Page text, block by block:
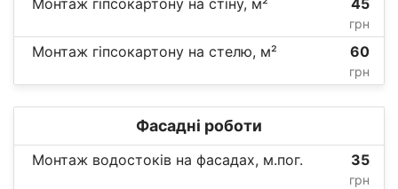
Монтаж гіпсокартону на стіну, м² 45
грн
Монтаж гіпсокартону на стелю, м² 60
грн
Фасадні роботи
Монтаж водостоків на фасадах, м.пог. 35
грн